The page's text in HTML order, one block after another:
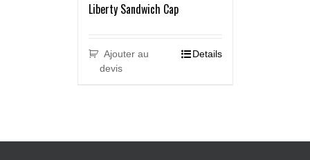
Liberty Sandwich Cap
Ajouter au
devis
Details